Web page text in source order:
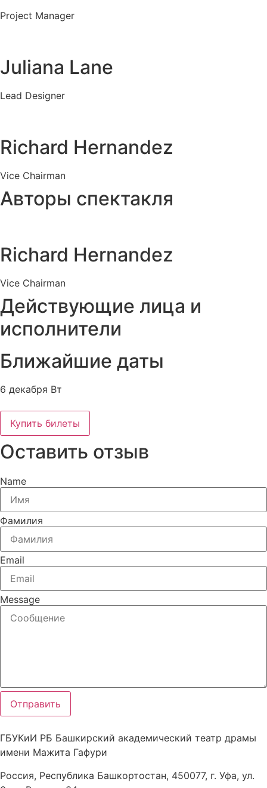
Project Manager
Juliana Lane
Lead Designer
Richard Hernandez
Vice Chairman
Авторы спектакля
Richard Hernandez
Vice Chairman
Действующие лица и
исполнители
Ближайшие даты
6 декабря Вт
Купить билеты
Оставить отзыв
Name
Фамилия
Email
Message
Отправить
ГБУКиИ РБ Башкирский академический театр драмы
имени Мажита Гафури
Россия, Республика Башкортостан, 450077, г. Уфа, ул.